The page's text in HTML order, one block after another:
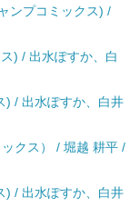
ンプコミックス) /
) / 出水ぽすか、白
) / 出水ぽすか、白井
クス） / 堀越 耕平 /
) / 出水ぽすか、白井